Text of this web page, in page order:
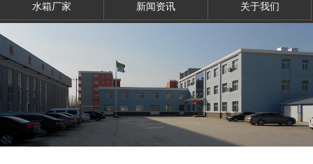
水箱厂家 新闻资讯 关于我们